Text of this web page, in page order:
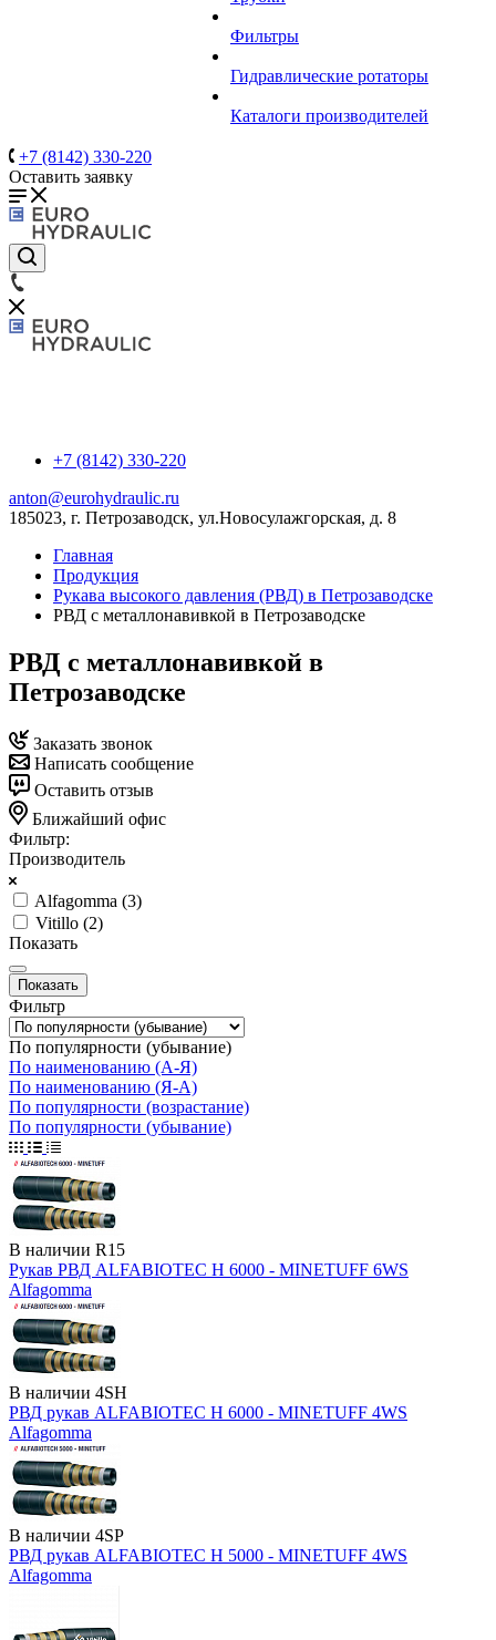
Фильтры
Гидравлические ротаторы
Каталоги производителей
+7 (8142) 330-220
Оставить заявку
+7 (8142) 330-220
anton@eurohydraulic.ru
185023, г. Петрозаводск, ул.Новосулажгорская, д. 8
Главная
Продукция
Рукава высокого давления (РВД) в Петрозаводске
РВД с металлонавивкой в Петрозаводске
РВД с металлонавивкой в
Петрозаводске
Заказать звонок
Написать сообщение
Оставить отзыв
Ближайший офис
Фильтр:
Производитель
Alfagomma (3)
Vitillo (2)
Показать
Фильтр
По популярности (убывание)
По наименованию (А-Я)
По наименованию (Я-А)
По популярности (возрастание)
По популярности (убывание)
В наличии R15
Рукав РВД ALFABIOTEC H 6000 - MINETUFF 6WS
Alfagomma
В наличии 4SH
РВД рукав ALFABIOTEC H 6000 - MINETUFF 4WS
Alfagomma
В наличии 4SP
РВД рукав ALFABIOTEC H 5000 - MINETUFF 4WS
Alfagomma